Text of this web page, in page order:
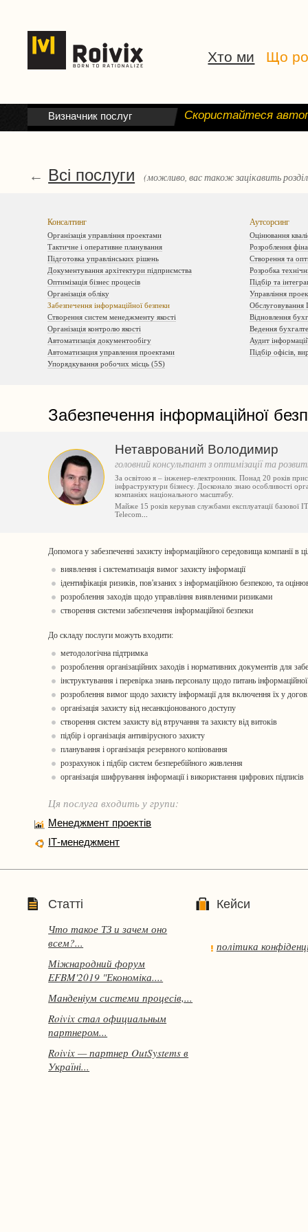
Хто ми Що
Визначник послуг Скористайтеся
Всі послуги (можливо, вас також зацікавить
←
Консалтинг
Організація управління проектами
Тактичне і оперативне планування
Підготовка управлінських рішень
Документування архітектури підприємства
Оптимізація бізнес процесів
Організація обліку
Забезпечення інформаційної безпеки
Створення систем менеджменту якості
Організація контролю якості
Автоматизація документообігу
Автоматизация управления проектами
Упорядкування робочих місць (5S)
Аутсорсинг
Оцінювання
Розроблення
Створення та
Розробка
Підбір та
Управління
Обслуговування
Відновлення
Ведення
Аудит
Підбір офісів,
Забезпечення інформаційної
Нетаврований Володимир
головний консультант з оптимізації та
За освітою я – інженер-електронник. Понад 20 років
інфраструктури бізнесу. Досконало знаю особливості
компаніях національного масштабу.
Майже 15 років керував службами експлуатації базової
Telecom
Допомога у забезпеченні захисту інформаційного середовища компанії в
виявлення і систематизація вимог захисту інформації
ідентифікація ризиків, пов'язаних з інформаційною безпекою, та
розроблення заходів щодо управління виявленими ризиками
створення системи забезпечення інформаційної безпеки
До складу послуги можуть входити:
методологічна підтримка
розроблення організаційних заходів і нормативних документів для
інструктування і перевірка знань персоналу щодо питань
розроблення вимог щодо захисту інформації для включення їх у
організація захисту від несанкціонованого доступу
створення систем захисту від втручання та захисту від витоків
підбір і організація антивірусного захисту
планування і організація резервного копіювання
розрахунок і підбір систем безперебійного живлення
організація шифрування інформації і використання цифрових підписів
Ця послуга входить у групи:
Менеджмент проектів
ІТ-менеджмент
Статті
Что такое ТЗ и зачем оно
всем?...
Міжнародний форум
EFBM'2019 "Економіка....
Манденіум системи процесів,...
Roivix стал официальным
партнером...
Roivix — партнер OutSystems в
Україні...
Кейси
політика